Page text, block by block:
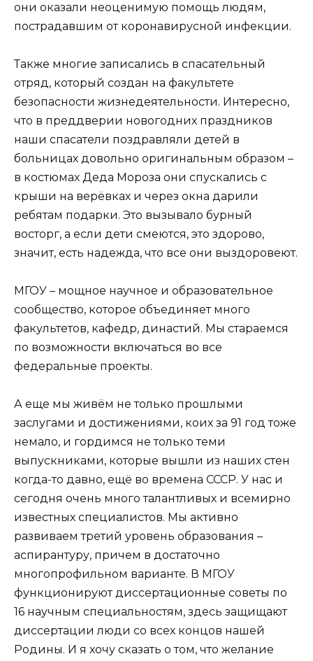
они оказали неоценимую помощь людям,
пострадавшим от коронавирусной инфекции.
Также многие записались в спасательный
отряд, который создан на факультете
безопасности жизнедеятельности. Интересно,
что в преддверии новогодних праздников
наши спасатели поздравляли детей в
больницах довольно оригинальным образом –
в костюмах Деда Мороза они спускались с
крыши на верёвках и через окна дарили
ребятам подарки. Это вызывало бурный
восторг, а если дети смеются, это здорово,
значит, есть надежда, что все они выздоровеют.
МГОУ – мощное научное и образовательное
сообщество, которое объединяет много
факультетов, кафедр, династий. Мы стараемся
по возможности включаться во все
федеральные проекты.
А еще мы живём не только прошлыми
заслугами и достижениями, коих за 91 год тоже
немало, и гордимся не только теми
выпускниками, которые вышли из наших стен
когда-то давно, ещё во времена СССР. У нас и
сегодня очень много талантливых и всемирно
известных специалистов. Мы активно
развиваем третий уровень образования –
аспирантуру, причем в достаточно
многопрофильном варианте. В МГОУ
функционируют диссертационные советы по
16 научным специальностям, здесь защищают
диссертации люди со всех концов нашей
Родины. И я хочу сказать о том, что желание